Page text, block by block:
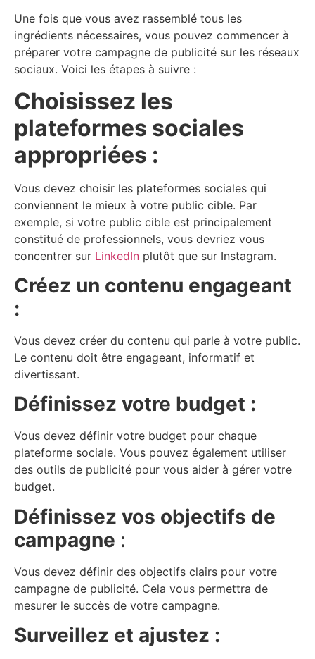
Une fois que vous avez rassemblé tous les
ingrédients nécessaires, vous pouvez commencer à
préparer votre campagne de publicité sur les réseaux
sociaux. Voici les étapes à suivre :
Choisissez les
plateformes sociales
appropriées :
Vous devez choisir les plateformes sociales qui
conviennent le mieux à votre public cible. Par
exemple, si votre public cible est principalement
constitué de professionnels, vous devriez vous
concentrer sur LinkedIn plutôt que sur Instagram.
Créez un contenu engageant
:
Vous devez créer du contenu qui parle à votre public.
Le contenu doit être engageant, informatif et
divertissant.
Définissez votre budget :
Vous devez définir votre budget pour chaque
plateforme sociale. Vous pouvez également utiliser
des outils de publicité pour vous aider à gérer votre
budget.
Définissez vos objectifs de
campagne :
Vous devez définir des objectifs clairs pour votre
campagne de publicité. Cela vous permettra de
mesurer le succès de votre campagne.
Surveillez et ajustez :